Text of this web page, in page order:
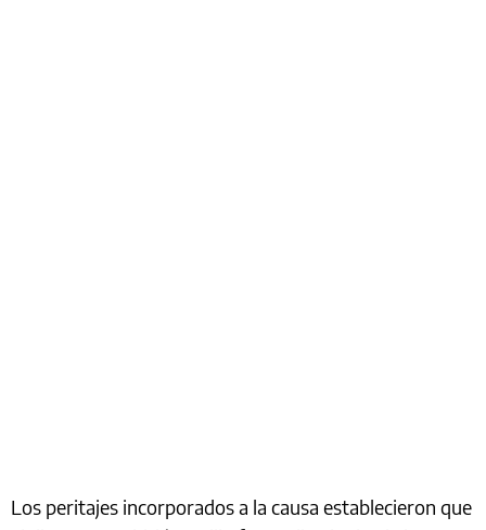
Los peritajes incorporados a la causa establecieron que